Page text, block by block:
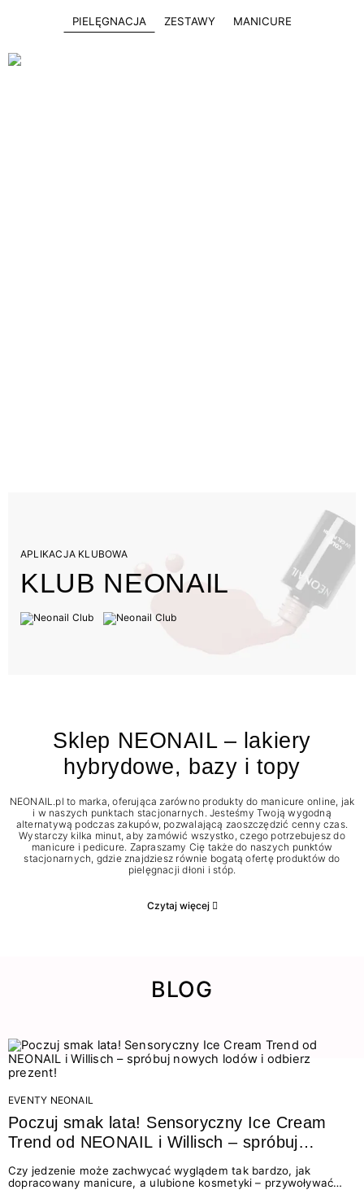
PIELĘGNACJA ZESTAWY MANICURE
APLIKACJA KLUBOWA
KLUB NEONAIL
Sklep NEONAIL – lakiery
hybrydowe, bazy i topy
NEONAIL.pl to marka, oferująca zarówno produkty do manicure online, jak
i w naszych punktach stacjonarnych. Jesteśmy Twoją wygodną
alternatywą podczas zakupów, pozwalającą zaoszczędzić cenny czas.
Wystarczy kilka minut, aby zamówić wszystko, czego potrzebujesz do
manicure i pedicure. Zapraszamy Cię także do naszych punktów
stacjonarnych, gdzie znajdziesz równie bogatą ofertę produktów do
pielęgnacji dłoni i stóp.
Czytaj więcej
BLOG
EVENTY NEONAIL
Poczuj smak lata! Sensoryczny Ice Cream
Trend od NEONAIL i Willisch – spróbuj
nowych lodów i odbierz prezent!
Czy jedzenie może zachwycać wyglądem tak bardzo, jak
dopracowany manicure, a ulubione kosmetyki – przywoływać